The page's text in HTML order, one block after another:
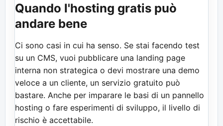
Quando l'hosting gratis può
andare bene
Ci sono casi in cui ha senso. Se stai facendo test
su un CMS, vuoi pubblicare una landing page
interna non strategica o devi mostrare una demo
veloce a un cliente, un servizio gratuito può
bastare. Anche per imparare le basi di un pannello
hosting o fare esperimenti di sviluppo, il livello di
rischio è accettabile.